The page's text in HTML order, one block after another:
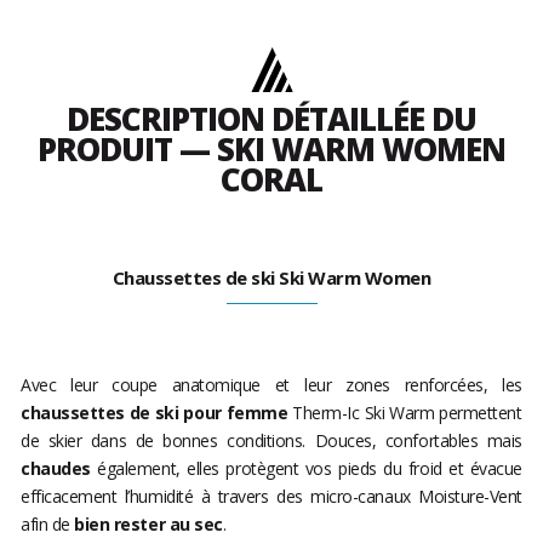
DESCRIPTION DÉTAILLÉE DU
PRODUIT — SKI WARM WOMEN
CORAL
Chaussettes de ski Ski Warm Women
Avec leur coupe anatomique et leur zones renforcées, les
chaussettes de ski pour femme Therm-Ic Ski Warm permettent
de skier dans de bonnes conditions. Douces, confortables mais
chaudes également, elles protègent vos pieds du froid et évacue
efficacement l’humidité à travers des micro-canaux Moisture-Vent
afin de bien rester au sec.